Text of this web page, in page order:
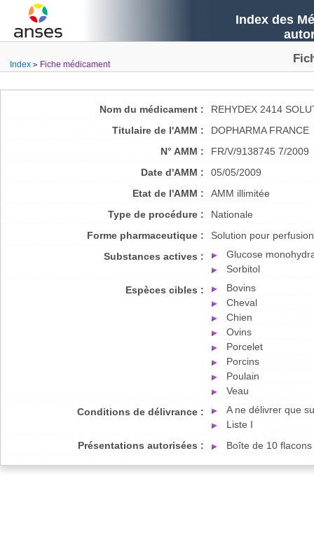
Index des
Index Fiche médicament
Nom du médicament :
REHYDEX 2414
Titulaire de l'AMM :
DOPHARMA FRANCE
N° AMM :
FR/V/9138745 7/2009
Date d'AMM :
05/05/2009
Etat de l'AMM :
AMM illimitée
Type de procédure :
Nationale
Forme pharmaceutique :
Solution pour perfusion
Substances actives :
Glucose
Sorbitol
Espèces cibles :
Bovins
Cheval
Chien
Ovins
Porcelet
Porcins
Poulain
Veau
Conditions de délivrance :
A ne délivrer que
Liste I
Présentations autorisées :
Boîte de 10